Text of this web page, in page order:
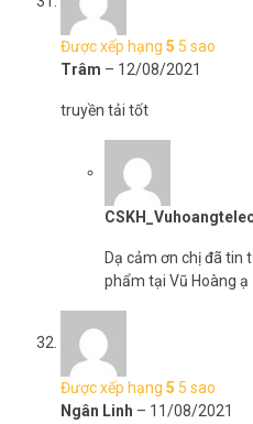
Được xếp hạng 5 5 sao
Trâm – 12/08/2021
truyền tải tốt
Dạ cảm ơn chị đã tin
phẩm tại Vũ Hoàng ạ
Được xếp hạng 5 5 sao
Ngân Linh – 11/08/2021